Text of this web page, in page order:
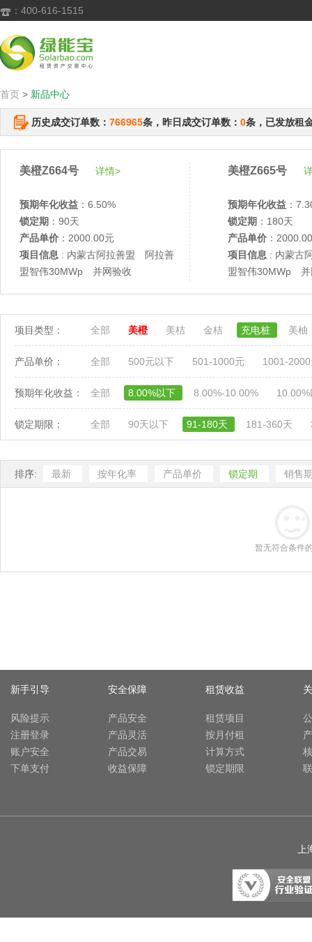
 ：400-616-1515
首页 > 新品中心
历史成交订单数： 766965条，昨日成交订单数： 0条，已发放租
美橙Z664号 详情>
预期年化收益 ：6.50%
锁定期 ：90天
产品单价 ：2000.00元
项目信息 : 内蒙古阿拉善盟 阿拉善
盟智伟30MWp 并网验收
美橙Z665号
预期年化收益 ：
锁定期 ：180天
产品单价 ：
项目信息 : 内蒙古
盟智伟30MWp 并
项目类型： 全部 美橙 美桔 金桔 充电桩 美柚
产品单价： 全部 500元以下 501-1000元 1001-
预期年化收益： 全部 8.00%以下 8.00%-10.00%
锁定期限： 全部 90天以下 91-180天 181-360天
排序: 最新 按年化率 产品单价 锁定期 销售
暂无符合条件
新手引导
风险提示
注册登录
账户安全
下单支付
安全保障
产品安全
产品灵活
产品交易
收益保障
租赁收益
租赁项目
按月付租
计算方式
锁定期限